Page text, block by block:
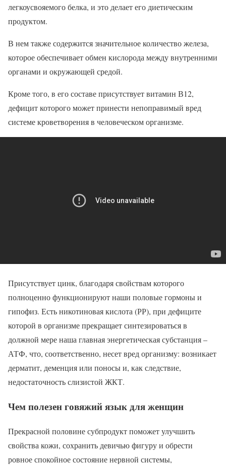
легкоусвояемого белка, и это делает его диетическим
продуктом.
В нем также содержится значительное количество железа,
которое обеспечивает обмен кислорода между внутренними
органами и окружающей средой.
Кроме того, в его составе присутствует витамин В12,
дефицит которого может принести непоправимый вред
системе кроветворения в человеческом организме.
Присутствует цинк, благодаря свойствам которого
полноценно функционируют наши половые гормоны и
гипофиз. Есть никотиновая кислота (РР), при дефиците
которой в организме прекращает синтезироваться в
должной мере наша главная энергетическая субстанция –
АТФ, что, соответственно, несет вред организму: возникает
дерматит, деменция или поносы и, как следствие,
недостаточность слизистой ЖКТ.
Чем полезен говяжий язык для женщин
Прекрасной половине субпродукт поможет улучшить
свойства кожи, сохранить девичью фигуру и обрести
ровное спокойное состояние нервной системы,